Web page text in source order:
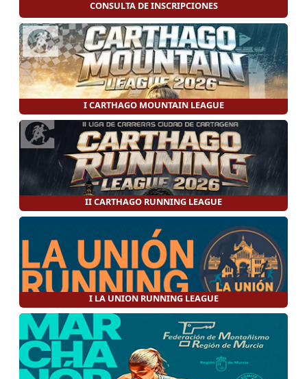
CONSULTA DE INSCRIPCIONES
I CARTHAGO MOUNTAIN LEAGUE
II CARTHAGO RUNNING LEAGUE
I LA UNION RUNNING LEAGUE